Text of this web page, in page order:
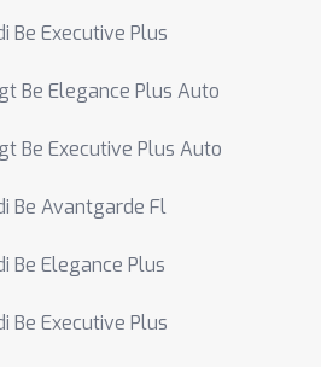
Be Executive Plus
Be Elegance Plus Auto
Be Executive Plus Auto
Be Avantgarde Fl
Be Elegance Plus
Be Executive Plus